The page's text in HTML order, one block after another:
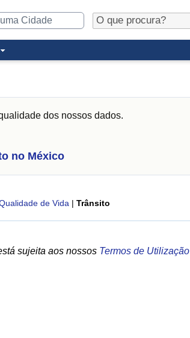
dos nossos dados.
no México
de Vida | Trânsito
sujeita aos nossos Termos de Utilização